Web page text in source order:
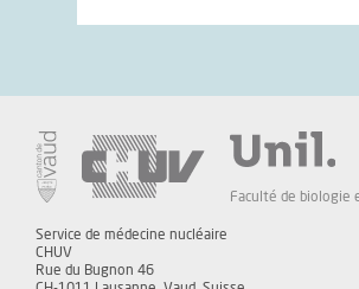
Faculté de biologie
Service de médecine nucléaire
CHUV
Rue du Bugnon 46